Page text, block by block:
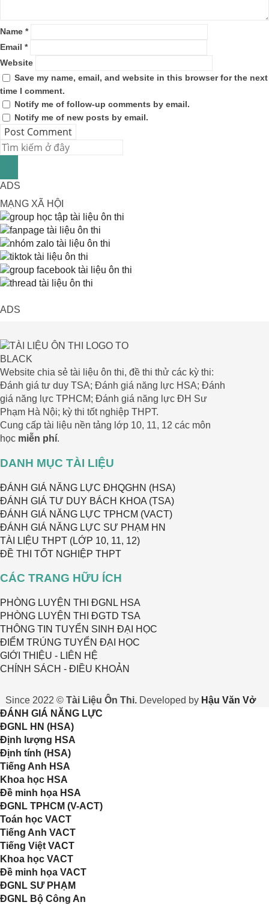
Name *
Email *
Website
Save my name, email, and website in this browser for the next
time I comment.
Notify me of follow-up comments by email.
Notify me of new posts by email.
ADS
MẠNG XÃ HỘI
ADS
Website chia sẻ tài liệu ôn thi, đề thi thử các kỳ thi:
Đánh giá tư duy TSA; Đánh giá năng lực HSA; Đánh
giá năng lực TPHCM; Đánh giá năng lực ĐH Sư
Phạm Hà Nội; kỳ thi tốt nghiệp THPT.
Cung cấp tài liệu nền tảng lớp 10, 11, 12 các môn
học miễn phí.
DANH MỤC TÀI LIỆU
ĐÁNH GIÁ NĂNG LỰC ĐHQGHN (HSA)
ĐÁNH GIÁ TƯ DUY BÁCH KHOA (TSA)
ĐÁNH GIÁ NĂNG LỰC TPHCM (VACT)
ĐÁNH GIÁ NĂNG LỰC SƯ PHẠM HN
TÀI LIỆU THPT (LỚP 10, 11, 12)
ĐỀ THI TỐT NGHIỆP THPT
CÁC TRANG HỮU ÍCH
PHÒNG LUYỆN THI ĐGNL HSA
PHÒNG LUYỆN THI ĐGTD TSA
THÔNG TIN TUYỂN SINH ĐẠI HỌC
ĐIỂM TRÚNG TUYỂN ĐẠI HỌC
GIỚI THIỆU - LIÊN HỆ
CHÍNH SÁCH - ĐIỀU KHOẢN
Since 2022 © Tài Liệu Ôn Thi.Developed by Hậu Văn Vở
ĐÁNH GIÁ NĂNG LỰC
ĐGNL HN (HSA)
Định lượng HSA
Định tính (HSA)
Tiếng Anh HSA
Khoa học HSA
Đề minh họa HSA
ĐGNL TPHCM (V-ACT)
Toán học VACT
Tiếng Anh VACT
Tiếng Việt VACT
Khoa học VACT
Đề minh họa VACT
ĐGNL SƯ PHẠM
ĐGNL Bộ Công An